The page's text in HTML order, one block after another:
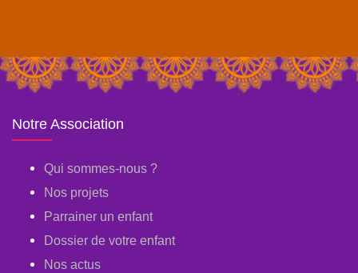
Notre Association
Qui sommes-nous ?
Nos projets
Parrainer un enfant
Dossier de votre enfant
Nos actus